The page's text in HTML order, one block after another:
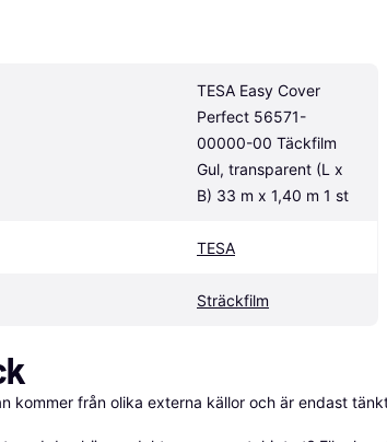
TESA Easy Cover
Perfect 56571-
00000-00 Täckfilm
Gul, transparent (L x
B) 33 m x 1,40 m 1 st
TESA
Sträckfilm
kommer från olika externa källor och är endast